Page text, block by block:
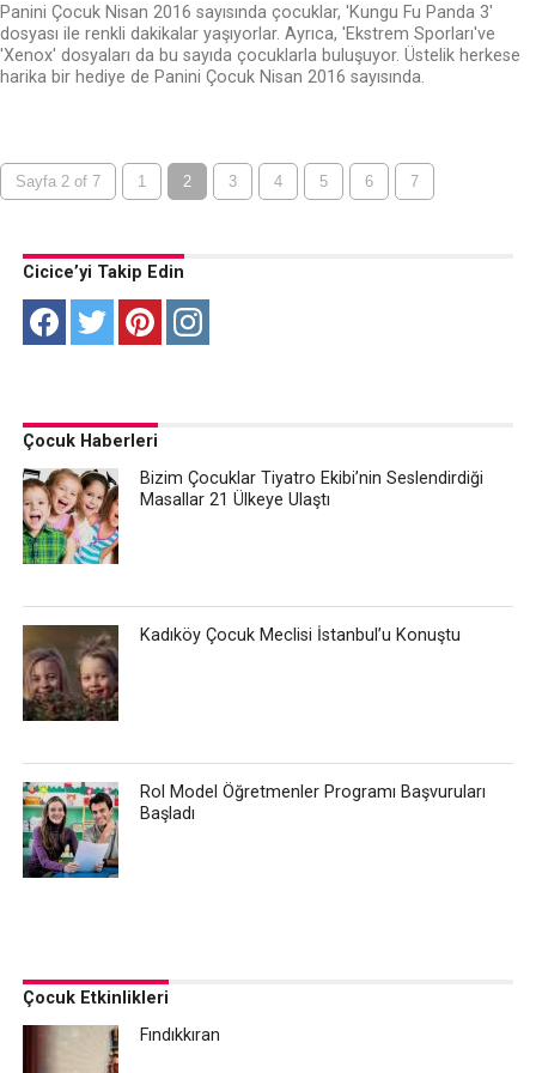
Panini Çocuk Nisan 2016 sayısında çocuklar, 'Kungu Fu Panda 3'
dosyası ile renkli dakikalar yaşıyorlar. Ayrıca, 'Ekstrem Sporları've
'Xenox' dosyaları da bu sayıda çocuklarla buluşuyor. Üstelik herkese
harika bir hediye de Panini Çocuk Nisan 2016 sayısında.
Sayfa 2 of 7 1 2 3 4 5 6 7
Cicice’yi Takip Edin
Çocuk Haberleri
Bizim Çocuklar Tiyatro Ekibi’nin Seslendirdiği
Masallar 21 Ülkeye Ulaştı
Kadıköy Çocuk Meclisi İstanbul’u Konuştu
Rol Model Öğretmenler Programı Başvuruları
Başladı
Çocuk Etkinlikleri
Fındıkkıran